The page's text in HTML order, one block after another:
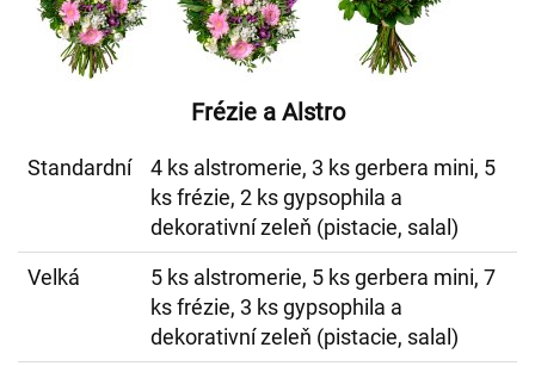
Frézie a Alstro
Standardní
4 ks alstromerie, 3 ks gerbera mini, 5
ks frézie, 2 ks gypsophila a
dekorativní zeleň (pistacie, salal)
Velká
5 ks alstromerie, 5 ks gerbera mini, 7
ks frézie, 3 ks gypsophila a
dekorativní zeleň (pistacie, salal)